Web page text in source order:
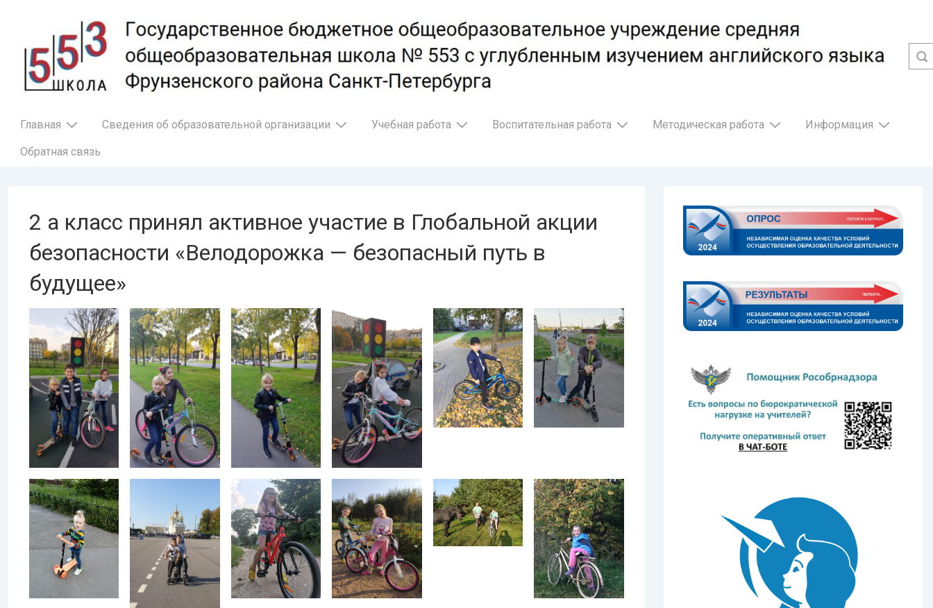
основному
содержимому
Основная
Главная Сведения об образовательной организации Учебная работа Воспитательная работа Методическая работа Информация
Обратная связь
2 а класс принял активное участие в Глобальной акции
безопасности «Велодорожка — безопасный путь в
будущее»